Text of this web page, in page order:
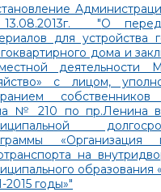
"О
для устройства
дома и
деятельности
с лицом,
собственников
№ 210 по пр.Ленина в
«Организация
на
образования
2015 годы»"